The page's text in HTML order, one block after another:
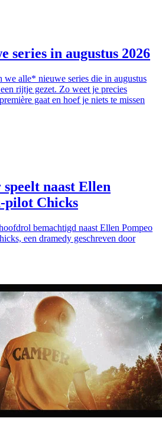
series in augustus 2026
alle* nieuwe series die in augustus
rijtje gezet. Zo weet je precies
gaat en hoef je niets te missen
naast Ellen
pilot Chicks
bemachtigd naast Ellen Pompeo
een dramedy geschreven door